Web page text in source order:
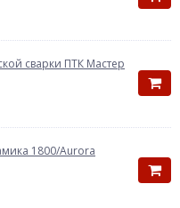
сварки ПТК Мастер
1800/Aurora